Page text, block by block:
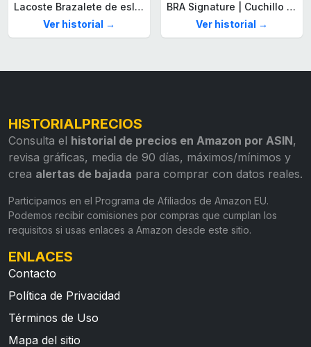
Lacoste Brazalete de eslabón para Hombre Colección STENCIL de Acero inoxidable
Ver historial →
BRA Signature | Cuchillo tomatero 120 mm, Acero Inoxidable alemán forjado con Molibdeno Vanadio, Mango Remachado ABS, Diseño Ergonómico, Hoja 1,6 mm espesor
Ver historial →
HISTORIALPRECIOS
Consulta el historial de precios en Amazon por ASIN,
revisa gráficas, media de 90 días, máximos/mínimos y
crea alertas de bajada para comprar con datos reales.
Participamos en el Programa de Afiliados de Amazon EU.
Podemos recibir comisiones por compras que cumplan los
requisitos si usas enlaces a Amazon desde este sitio.
ENLACES
Contacto
Política de Privacidad
Términos de Uso
Mapa del sitio